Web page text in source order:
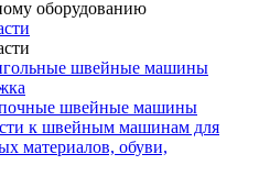
оборудованию
швейные машины
швейные машины
к швейным машинам для
материалов, обуви,